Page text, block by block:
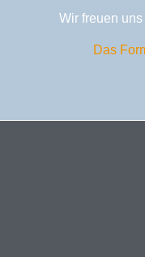
Wir freuen
Das